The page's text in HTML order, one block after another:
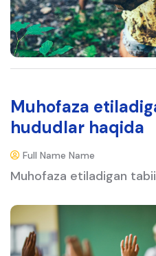
Muhofaza
hududlar haqida
Full Name Name
Muhofaza etiladigan